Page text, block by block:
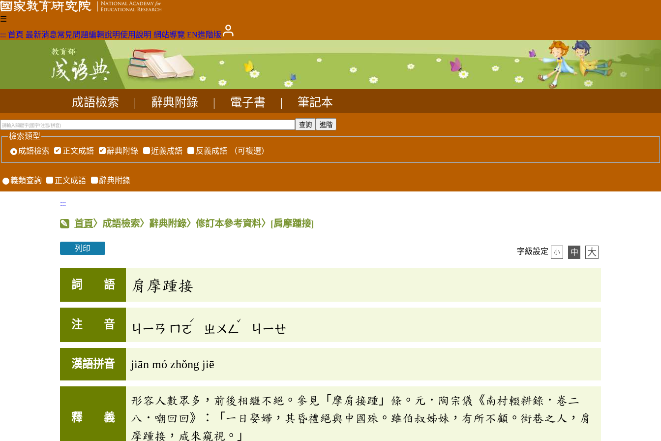
☰
::: 首頁 最新消息常見問題編輯說明使用說明 網站導覽 EN進階版
成語檢索 辭典附錄 電子書 筆記本
檢索類型
成語檢索
正文成語 辭典附錄 近義成語 反義成語 （可複選）
義類查詢 正文成語 辭典附錄
:::
首頁〉成語檢索〉辭典附錄〉修訂本參考資料〉 [肩摩踵接]
列印 字級設定 小 中 大
詞 語 肩摩踵接
注 音 ㄐㄧㄢ ㄇㄛ
ˊ
ㄓㄨㄥ
ˇ
ㄐㄧㄝ
漢語拼音 jiān mó zhǒng jiē
釋 義
形容人數眾多，前後相繼不絕。參見「摩肩接踵」條。元．陶宗儀《南村輟耕錄．卷二
八．嘲回回》：「一日娶婦，其昏禮絕與中國殊。雖伯叔姊妹，有所不顧。街巷之人，肩
摩踵接，咸來窺視。」